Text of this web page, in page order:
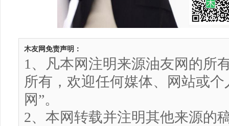
木友网免责声明：
1、凡本网注明来源油友网的所
所有，欢迎任何媒体、网站或
网”。
2、本网转载并注明其他来源的